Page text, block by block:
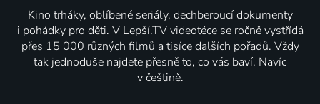
Kino trháky, oblíbené seriály, dechberoucí dokumenty
i pohádky pro děti. V Lepší.TV videotéce se ročně vystřídá
přes 15 000 různých filmů a tisíce dalších pořadů. Vždy
tak jednoduše najdete přesně to, co vás baví. Navíc
v češtině.